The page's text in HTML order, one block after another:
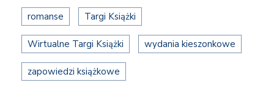
romanse Targi Książki
Wirtualne Targi Książki wydania kieszonkowe
zapowiedzi książkowe